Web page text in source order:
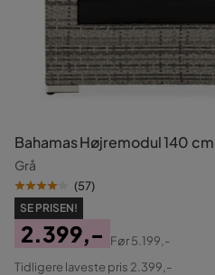
Bahamas Højremodul 140 cm
Grå
(57)
SE PRISEN!
Pris
2.399,-
Original
Før5.199,-
Tidligere laveste pris 2.399,-